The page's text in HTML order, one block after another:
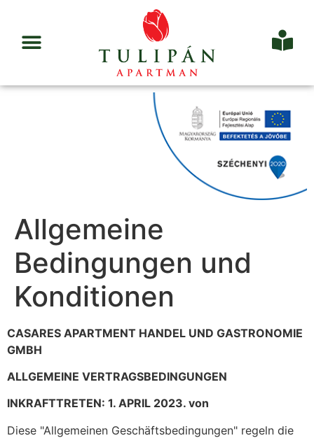
Allgemeine
Bedingungen und
Konditionen
CASARES APARTMENT HANDEL UND GASTRONOMIE
GMBH
ALLGEMEINE VERTRAGSBEDINGUNGEN
INKRAFTTRETEN: 1. APRIL 2023. von
Diese "Allgemeinen Geschäftsbedingungen" regeln die